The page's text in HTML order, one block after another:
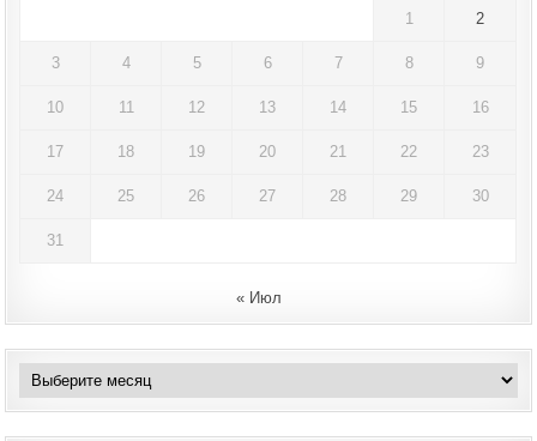
1 2
3 4 5 6 7 8 9
10 11 12 13 14 15 16
17 18 19 20 21 22 23
24 25 26 27 28 29 30
31
« Июл
Архивы